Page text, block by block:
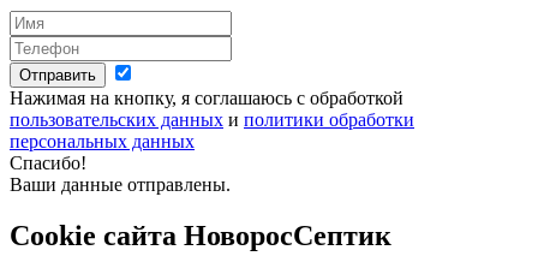
Отправить
Нажимая на кнопку, я соглашаюсь с обработкой
пользовательских данных и политики обработки
персональных данных
Спасибо!
Ваши данные отправлены.
Cookie сайта НоворосСептик